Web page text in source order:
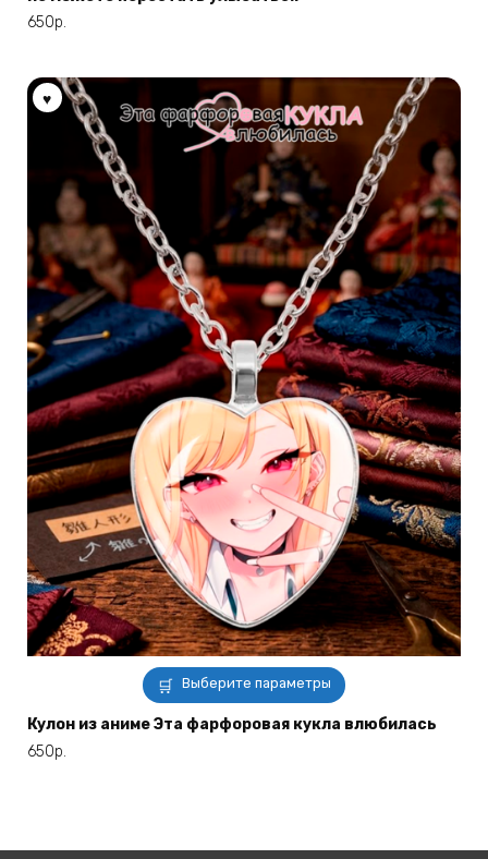
650р.
Выберите параметры
Этот
товар
имеет
Кулон из аниме Эта фарфоровая кукла влюбилась
650р.